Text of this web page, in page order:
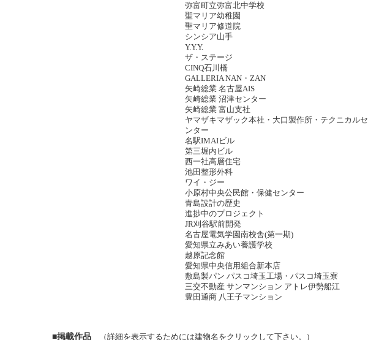
弥富町立弥富北中学校
聖マリア幼稚園
聖マリア修道院
シンシア山手
Y.Y.Y.
ザ・ステージ
CINQ石川橋
GALLERIA NAN・ZAN
矢崎総業 名古屋AIS
矢崎総業 沼津センター
矢崎総業 富山支社
ヤマザキマザック本社・大口製作所・テクニカルセ
ンター
名駅IMAIビル
第三堀内ビル
西一社高層住宅
池田整形外科
ワイ・ジー
小原村中央公民館・保健センター
青島設計の歴史
進捗中のプロジェクト
JR刈谷駅前開発
名古屋電気学園南校舎(第一期)
愛知県立みあい養護学校
越原記念館
愛知県中央信用組合新本店
敷島製パン パスコ埼玉工場・パスコ埼玉寮
三交不動産 サンマンション アトレ伊勢船江
豊田通商 八王子マンション
■掲載作品 （詳細を表示するためには建物名をクリックして下さい。）